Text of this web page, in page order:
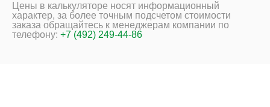
Цены в калькуляторе носят информационный
характер, за более точным подсчетом стоимости
заказа обращайтесь к менеджерам компании по
телефону: +7 (492) 249-44-86